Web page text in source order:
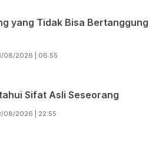
yang Tidak Bisa Bertanggung
08/2026 | 06:55
Sifat Asli Seseorang
08/2026 | 22:55